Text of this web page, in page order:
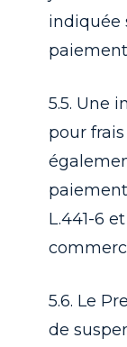
indiquée
5.5. Une
pour
L.441-6
5.6. Le
de